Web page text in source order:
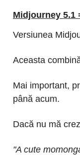
Midjourney 5.1
Versiunea
Aceasta
Mai important,
până acum.
Dacă nu mă
"A cute